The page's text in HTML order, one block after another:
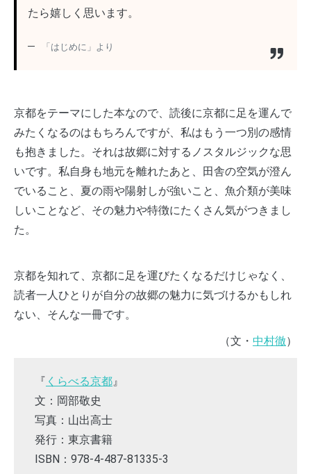
たら嬉しく思います。
「はじめに」より
京都をテーマにした本なので、読後に京都に足を運んで
みたくなるのはもちろんですが、私はもう一つ別の感情
も抱きました。それは故郷に対するノスタルジックな思
いです。私自身も地元を離れたあと、田舎の空気が澄ん
でいること、夏の雨や陽射しが強いこと、魚介類が美味
しいことなど、その魅力や特徴にたくさん気がつきまし
た。
京都を知れて、京都に足を運びたくなるだけじゃなく、
読者一人ひとりが自分の故郷の魅力に気づけるかもしれ
ない、そんな一冊です。
（文・ 中村徹）
『 くらべる京都 』
文：岡部敬史
写真：山出高士
発行：東京書籍
ISBN：978-4-487-81335-3